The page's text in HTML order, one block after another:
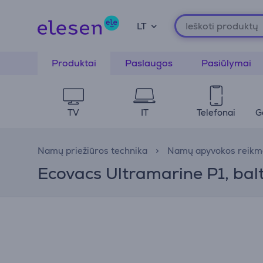
LT
Produktai Paslaugos Pasiūlymai
TV IT Telefonai
Namų priežiūros technika Namų apyvokos
Ecovacs Ultramarine P1,